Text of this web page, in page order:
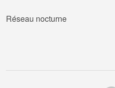
Réseau nocturne